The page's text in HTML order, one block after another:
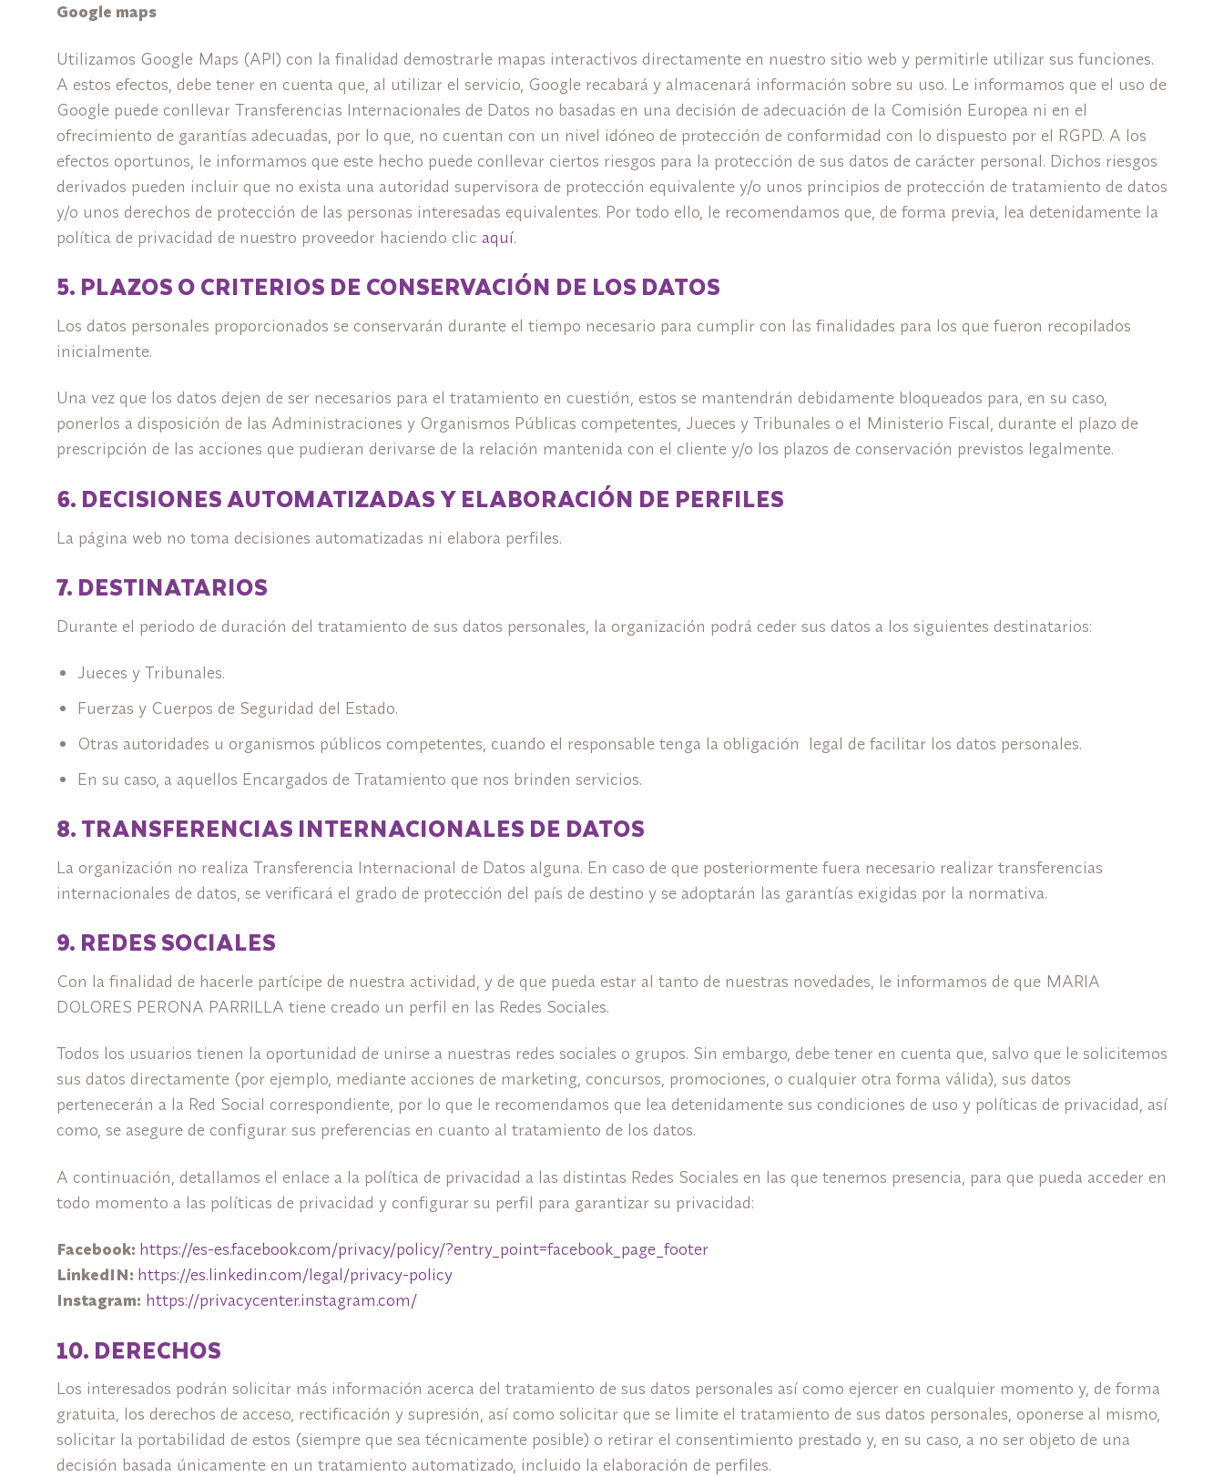
Google maps
Utilizamos Google Maps (API) con la finalidad demostrarle mapas interactivos directamente en nuestro sitio web y permitirle utilizar sus funciones.
A estos efectos, debe tener en cuenta que, al utilizar el servicio, Google recabará y almacenará información sobre su uso. Le informamos que el uso de
Google puede conllevar Transferencias Internacionales de Datos no basadas en una decisión de adecuación de la Comisión Europea ni en el
ofrecimiento de garantías adecuadas, por lo que, no cuentan con un nivel idóneo de protección de conformidad con lo dispuesto por el RGPD. A los
efectos oportunos, le informamos que este hecho puede conllevar ciertos riesgos para la protección de sus datos de carácter personal. Dichos riesgos
derivados pueden incluir que no exista una autoridad supervisora de protección equivalente y/o unos principios de protección de tratamiento de datos
y/o unos derechos de protección de las personas interesadas equivalentes. Por todo ello, le recomendamos que, de forma previa, lea detenidamente la
política de privacidad de nuestro proveedor haciendo clic aquí.
5. PLAZOS O CRITERIOS DE CONSERVACIÓN DE LOS DATOS
Los datos personales proporcionados se conservarán durante el tiempo necesario para cumplir con las finalidades para los que fueron recopilados
inicialmente.
Una vez que los datos dejen de ser necesarios para el tratamiento en cuestión, estos se mantendrán debidamente bloqueados para, en su caso,
ponerlos a disposición de las Administraciones y Organismos Públicas competentes, Jueces y Tribunales o el Ministerio Fiscal, durante el plazo de
prescripción de las acciones que pudieran derivarse de la relación mantenida con el cliente y/o los plazos de conservación previstos legalmente.
6. DECISIONES AUTOMATIZADAS Y ELABORACIÓN DE PERFILES
La página web no toma decisiones automatizadas ni elabora perfiles.
7. DESTINATARIOS
Durante el periodo de duración del tratamiento de sus datos personales, la organización podrá ceder sus datos a los siguientes destinatarios:
Jueces y Tribunales.
Fuerzas y Cuerpos de Seguridad del Estado.
Otras autoridades u organismos públicos competentes, cuando el responsable tenga la obligación legal de facilitar los datos personales.
En su caso, a aquellos Encargados de Tratamiento que nos brinden servicios.
8. TRANSFERENCIAS INTERNACIONALES DE DATOS
La organización no realiza Transferencia Internacional de Datos alguna. En caso de que posteriormente fuera necesario realizar transferencias
internacionales de datos, se verificará el grado de protección del país de destino y se adoptarán las garantías exigidas por la normativa.
9. REDES SOCIALES
Con la finalidad de hacerle partícipe de nuestra actividad, y de que pueda estar al tanto de nuestras novedades, le informamos de que MARIA
DOLORES PERONA PARRILLA tiene creado un perfil en las Redes Sociales.
Todos los usuarios tienen la oportunidad de unirse a nuestras redes sociales o grupos. Sin embargo, debe tener en cuenta que, salvo que le solicitemos
sus datos directamente (por ejemplo, mediante acciones de marketing, concursos, promociones, o cualquier otra forma válida), sus datos
pertenecerán a la Red Social correspondiente, por lo que le recomendamos que lea detenidamente sus condiciones de uso y políticas de privacidad, así
como, se asegure de configurar sus preferencias en cuanto al tratamiento de los datos.
A continuación, detallamos el enlace a la política de privacidad a las distintas Redes Sociales en las que tenemos presencia, para que pueda acceder en
todo momento a las políticas de privacidad y configurar su perfil para garantizar su privacidad:
Facebook: https://es-es.facebook.com/privacy/policy/?entry_point=facebook_page_footer
LinkedIN: https://es.linkedin.com/legal/privacy-policy
Instagram: https://privacycenter.instagram.com/
10. DERECHOS
Los interesados podrán solicitar más información acerca del tratamiento de sus datos personales así como ejercer en cualquier momento y, de forma
gratuita, los derechos de acceso, rectificación y supresión, así como solicitar que se limite el tratamiento de sus datos personales, oponerse al mismo,
solicitar la portabilidad de estos (siempre que sea técnicamente posible) o retirar el consentimiento prestado y, en su caso, a no ser objeto de una
decisión basada únicamente en un tratamiento automatizado, incluido la elaboración de perfiles.